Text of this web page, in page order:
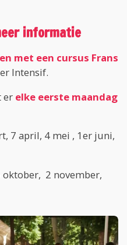
informatie
met een cursus Frans
Intensif.
er elke eerste maandag
7 april, 4 mei , 1er juni,
oktober, 2 november,